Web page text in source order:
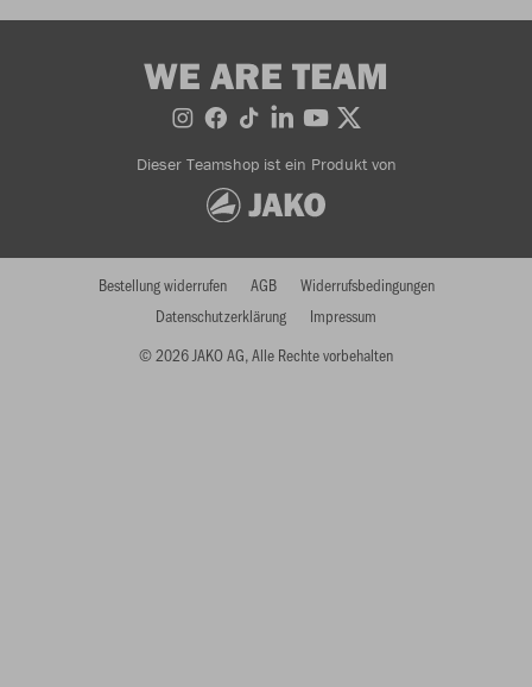
WE ARE TEAM
Dieser Teamshop ist ein Produkt von
© 2026 JAKO AG, Alle Rechte vorbehalten
Bestellung widerrufen AGB
Widerrufsbedingungen
Datenschutzerklärung
Impressum